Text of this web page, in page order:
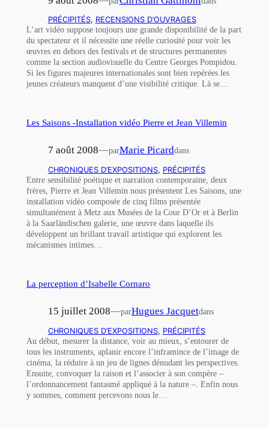
PRÉCIPITÉS, RECENSIONS D’OUVRAGES
L’art vidéo suppose toujours une grande disponibilité de la part
du spectateur et il nécessite une réelle curiosité pour voir les
œuvres en dehors des festivals et de structures permanentes
comme la section audiovisuelle du Centre Georges Pompidou.
Si les figures majeures internationales sont bien repérées les
jeunes créateurs manquent d’une visibilité critique. Là se…
Les Saisons -Installation vidéo Pierre et Jean Villemin
7 août 2008—parMarie Picarddans
CHRONIQUES D’EXPOSITIONS, PRÉCIPITÉS
Entre sensibilité poétique et narration contemporaine, deux
frères, Pierre et Jean Villemin nous présentent Les Saisons, une
installation vidéo composée de cinq films présentée
simultanément à Metz aux Musées de la Cour D’Or et à Berlin
à la Saarländischen galerie, une œuvre dans laquelle ils
développent un brillant travail artistique qui explorent les
mécanismes intimes…
La perception d’Isabelle Cornaro
15 juillet 2008—parHugues Jacquetdans
CHRONIQUES D’EXPOSITIONS, PRÉCIPITÉS
Au début, mesurer la distance, voir au mieux, s’entourer de
tous les instruments, aplanir encore l’inframince de l’image de
cinéma, la réduire à un jeu de lignes dénudant les perspectives.
Ensuite, convoquer la raison et l’associer à son compère –
l’ordonnancement fantasmé appliqué à la nature –. Enfin nous
y sommes, comment percevons nous le…